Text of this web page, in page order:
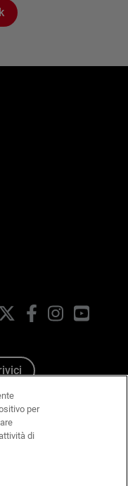
FacebookInstagram
per
di